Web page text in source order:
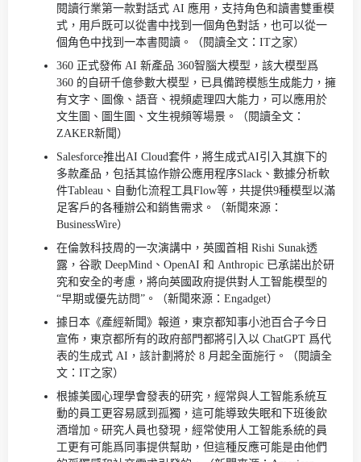
閱讀行業第一款對話式 AI 應用，支持角色和讀書雙重模
式，用戶既可以從書中找到一個角色對話，也可以從一
個角色中找到一本書閱讀。（閱讀全文：IT之家）
360 正式發佈 AI 新產品 360智腦大模型，該大模型爲
360 的自研千億參數大模型，已具備跨模態生成能力，擁
有文字、圖像、語音、視頻處理四大能力，可以應用於
文生圖、圖生圖、文生視頻等場景。（閱讀全文：
ZAKER新聞）
Salesforce推出AI Cloud套件，將生成式AI引入其旗下的
多款產品，包括其協作辦公應用程序Slack、數據分析軟
件Tableau、自動化流程工具Flow等，共提供9種模型以滿
足客戶的各種辦公和銷售需求。（新聞來源：
BusinessWire）
在倫敦科技周的一次演講中，英國首相 Rishi Sunak透
露，谷歌 DeepMind、OpenAI 和 Anthropic 已承諾出於研
究和安全的考慮，將向英國政府提供對人工智能模型的
“早期或優先訪問”。（新聞來源：Engadget）
據日本《產經新聞》報道，東京都知事小池百合子今日
宣佈，東京都所有的政府部門都將引入以 ChatGPT 爲代
表的生成式 AI，該計劃將於 8 月起全面施行。（閱讀全
文：IT之家）
根據美國心理學會發表的研究，經常與人工智能系統互
動的員工更容易感到孤獨，這可能導致失眠和下班後飲
酒增加。研究人員也發現，經常使用人工智能系統的員
工更有可能爲同事提供幫助，但這種反應可能是由他們